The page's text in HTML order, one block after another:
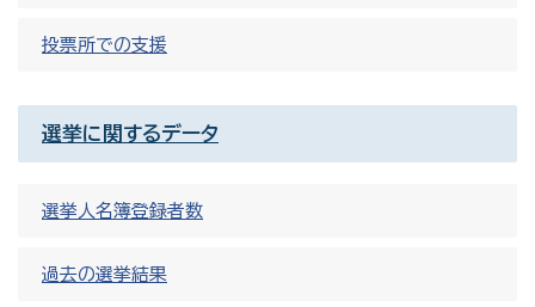
投票所での支援
選挙に関するデータ
選挙人名簿登録者数
過去の選挙結果